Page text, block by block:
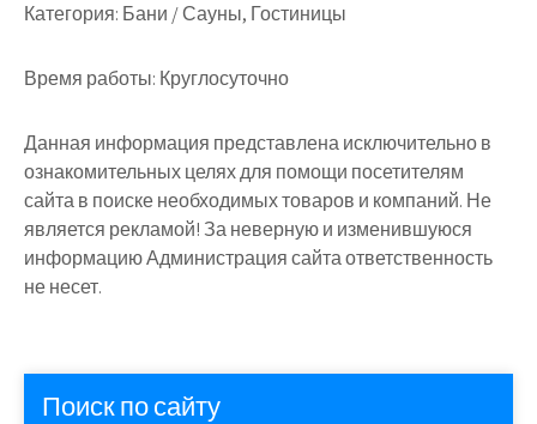
Категория: Бани / Сауны, Гостиницы
Время работы: Круглосуточно
Данная информация представлена исключительно в
ознакомительных целях для помощи посетителям
сайта в поиске необходимых товаров и компаний. Не
является рекламой! За неверную и изменившуюся
информацию Администрация сайта ответственность
не несет.
Поиск по сайту